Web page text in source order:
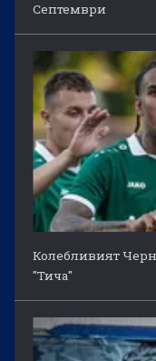
Септември
Колебливият
"Тича"